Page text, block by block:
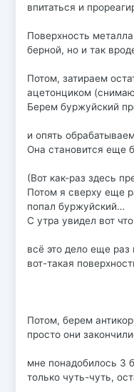
впитаться и
Поверхность
берной, но и так
Потом, затираем
ацетонциком
Берем буржуйский
и опять
Она становится еще
(Вот как-раз здесь
Потом я сверху еще
попал буржуйский…
С утра увидел вот
всё это дело еще
вот-такая
Потом, берем
просто они
мне понадобилось 3
только чуть-чуть,